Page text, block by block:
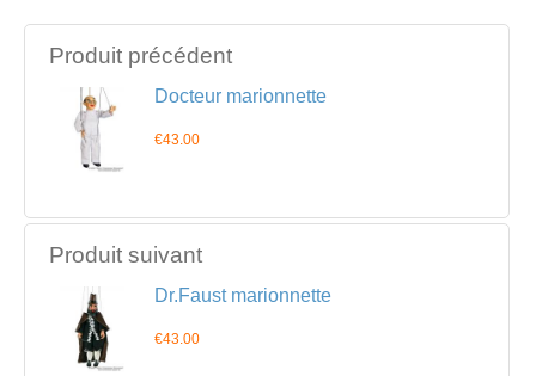
Produit précédent
Docteur marionnette
€43.00
Produit suivant
Dr.Faust marionnette
€43.00